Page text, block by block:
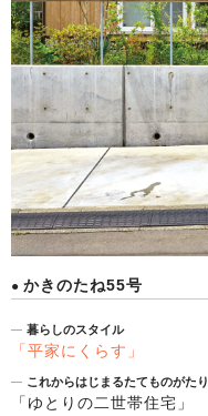
かきのたね55号
暮らしのスタイル
平家にくらす
これからはじまるたてものがたり
ゆとりの二世帯住宅